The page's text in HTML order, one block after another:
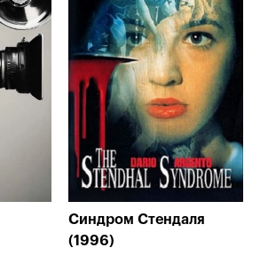
Синдром Стендаля
(1996)